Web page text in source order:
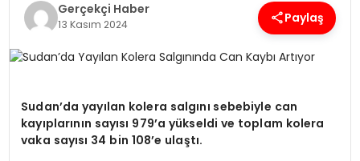
SAĞLIK
TEKNOLOJI
Gerçekçi Haber
13 Kasım 2024 Paylaş
Sudan’da yayılan kolera salgını sebebiyle can
kayıplarının sayısı 979’a yükseldi ve toplam kolera
vaka sayısı 34 bin 108’e ulaştı.